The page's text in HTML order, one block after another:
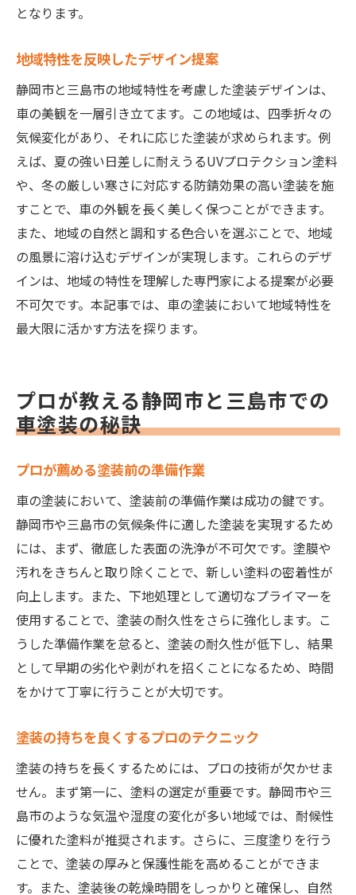
となります。
地域特性を反映したデザイン提案
静岡市と三島市の地域特性を考慮した塗装デザインは、
車の美観を一層引き立てます。この地域は、四季折々の
気候変化があり、それに応じた塗装が求められます。例
えば、夏の強い日差しに耐えうるUVプロテクション塗料
や、冬の厳しい寒さに対応する防錆効果の高い塗装を施
すことで、車の外観を長く美しく保つことができます。
また、地域の自然と調和する色合いを選ぶことで、地域
の風景に溶け込むデザインが実現します。これらのデザ
インは、地域の特性を理解した専門家による提案が必要
不可欠です。本記事では、車の塗装において地域特性を
最大限に活かす方法を探ります。
プロが教える静岡市と三島市での
車塗装の秘訣
プロが薦める塗装前の準備作業
車の塗装において、塗装前の準備作業は成功の鍵です。
静岡市や三島市の気候条件に適した塗装を実現するため
には、まず、徹底した表面の洗浄が不可欠です。塗膜や
汚れをきちんと取り除くことで、新しい塗料の密着性が
向上します。また、下地処理として適切なプライマーを
使用することで、塗装の耐久性をさらに強化します。こ
うした準備作業を怠ると、塗装の耐久性が低下し、結果
として早期の劣化や剥がれを招くことになるため、時間
をかけて丁寧に行うことが大切です。
塗装の持ちを良くするプロのテクニック
塗装の持ちを長くするためには、プロの技術が欠かせま
せん。まず第一に、塗料の選定が重要です。静岡市や三
島市のような気温や湿度の変化が多い地域では、耐候性
に優れた塗料が推奨されます。さらに、三度塗りを行う
ことで、塗装の厚みと保護性能を高めることができま
す。また、塗装後の乾燥時間をしっかりと確保し、自然